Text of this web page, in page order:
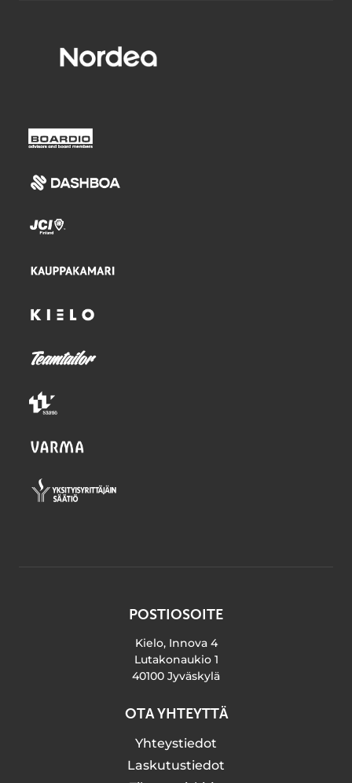
POSTIOSOITE
Kielo, Innova 4
Lutakonaukio 1
40100 Jyväskylä
OTA YHTEYTTÄ
Yhteystiedot
Laskutustiedot